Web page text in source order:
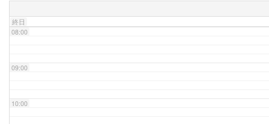
終日
08:00
09:00
10:00